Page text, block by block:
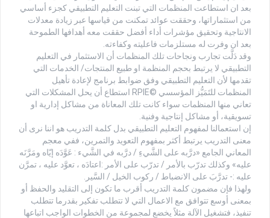
بعد ان استطاعت المنظمات التي تبنت التعليم التطبيقي كجزء أساسي
من استثماراتها، وحققت عوائد تمكنت من قياسها عبر زيادة معدلات
الانتاجية وتحقيق مؤشرات أداء أفضل حققت معه أهدافها الطموحة
بعد ان وفرت له مستلزمات فاعليته وكفاءته.
وقد دَلَّت تجارب ونجاحات تلك المنظمات أن الاستثمار في التعليم
التطبيقي لا يرتبط بحجم المنظمة او طبيع المنتجات/ الخدمات التي
تقدمها لأن التعليم التطبيقي وفق ضوابط برنامج لإعادة تأهيل
المنظمات للتَمَيُّز المؤسسي ©RPIE استطاع أن يحل المشكلات التي
تعاني منها المنظمات سواء كانت تلك المعاناة من مشاكل إدارية او
تسويقية، أو مشاكل إنتاجية وفنية.
إن استعمالنا لمفهوم التعليم التطبيقي بدل كلمة التدريب هو اننا نرى أن
معنى التدريب يرتبط أكثر بمفهوم التعويد والتمرين، ففي معجم
المعاني الجامع «درَّبه على الشَّيءِ / درَّبه في الشَّيء : عَوَّدَه إيّاه ومَرَّنَه
عليه» وكذلك تدرّب بالأمر / تدرّب على الأمر :اعتادَه ، تعوَّد عليه ، تمرَّن
عليه :- تدرَّبَ على الانضباط / ركوب الخيل / السَّير.
ولهذا فإن مضمون كلمة التدريب أقرب ما تكون إلى التقليد والحفظ أو
بمعنى أوسع تتوافق مع الاعمال التي لا تتطلب تفكير بقدرما تتطلب
تنفيذ، فتشغيل الآلة مثلاً يخضع لمجموعة من الخطوات الواجب اتباعها